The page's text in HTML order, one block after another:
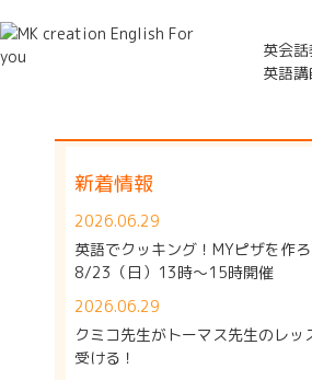
英会
英語
新着情報
2026.06.29
英語でクッキング！MYピザを作ろ
8/23（日）13時～15時開催
2026.06.29
クミコ先生がトーマス先生のレッ
受ける！